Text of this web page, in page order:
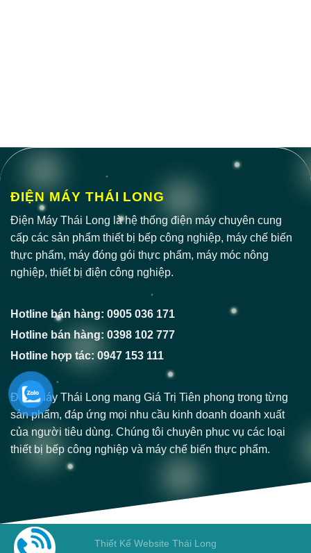
ĐIỆN MÁY THÁI LONG
Điện Máy Thái Long là hệ thống điện máy chuyên cung
cấp các sản phẩm thiết bị bếp công nghiệp, máy chế biến
thực phẩm, máy đóng gói thực phẩm, máy móc nông
nghiệp, thiết bị điện công nghiệp.
Hotline bán hàng: 0905 036 171
Hotline bán hàng: 0398 102 777
Hotline hợp tác: 0947 153 111
Điện Máy Thái Long mang Giá Trị Tiên phong trong từng
sản phẩm, đáp ứng mọi nhu cầu kinh doanh doanh xuất
của người tiêu dùng. Chúng tôi chuyên phục vụ các loại
thiết bị bếp công nghiệp và máy chế biến thực phẩm.
Thiết Kế Website Thái Long